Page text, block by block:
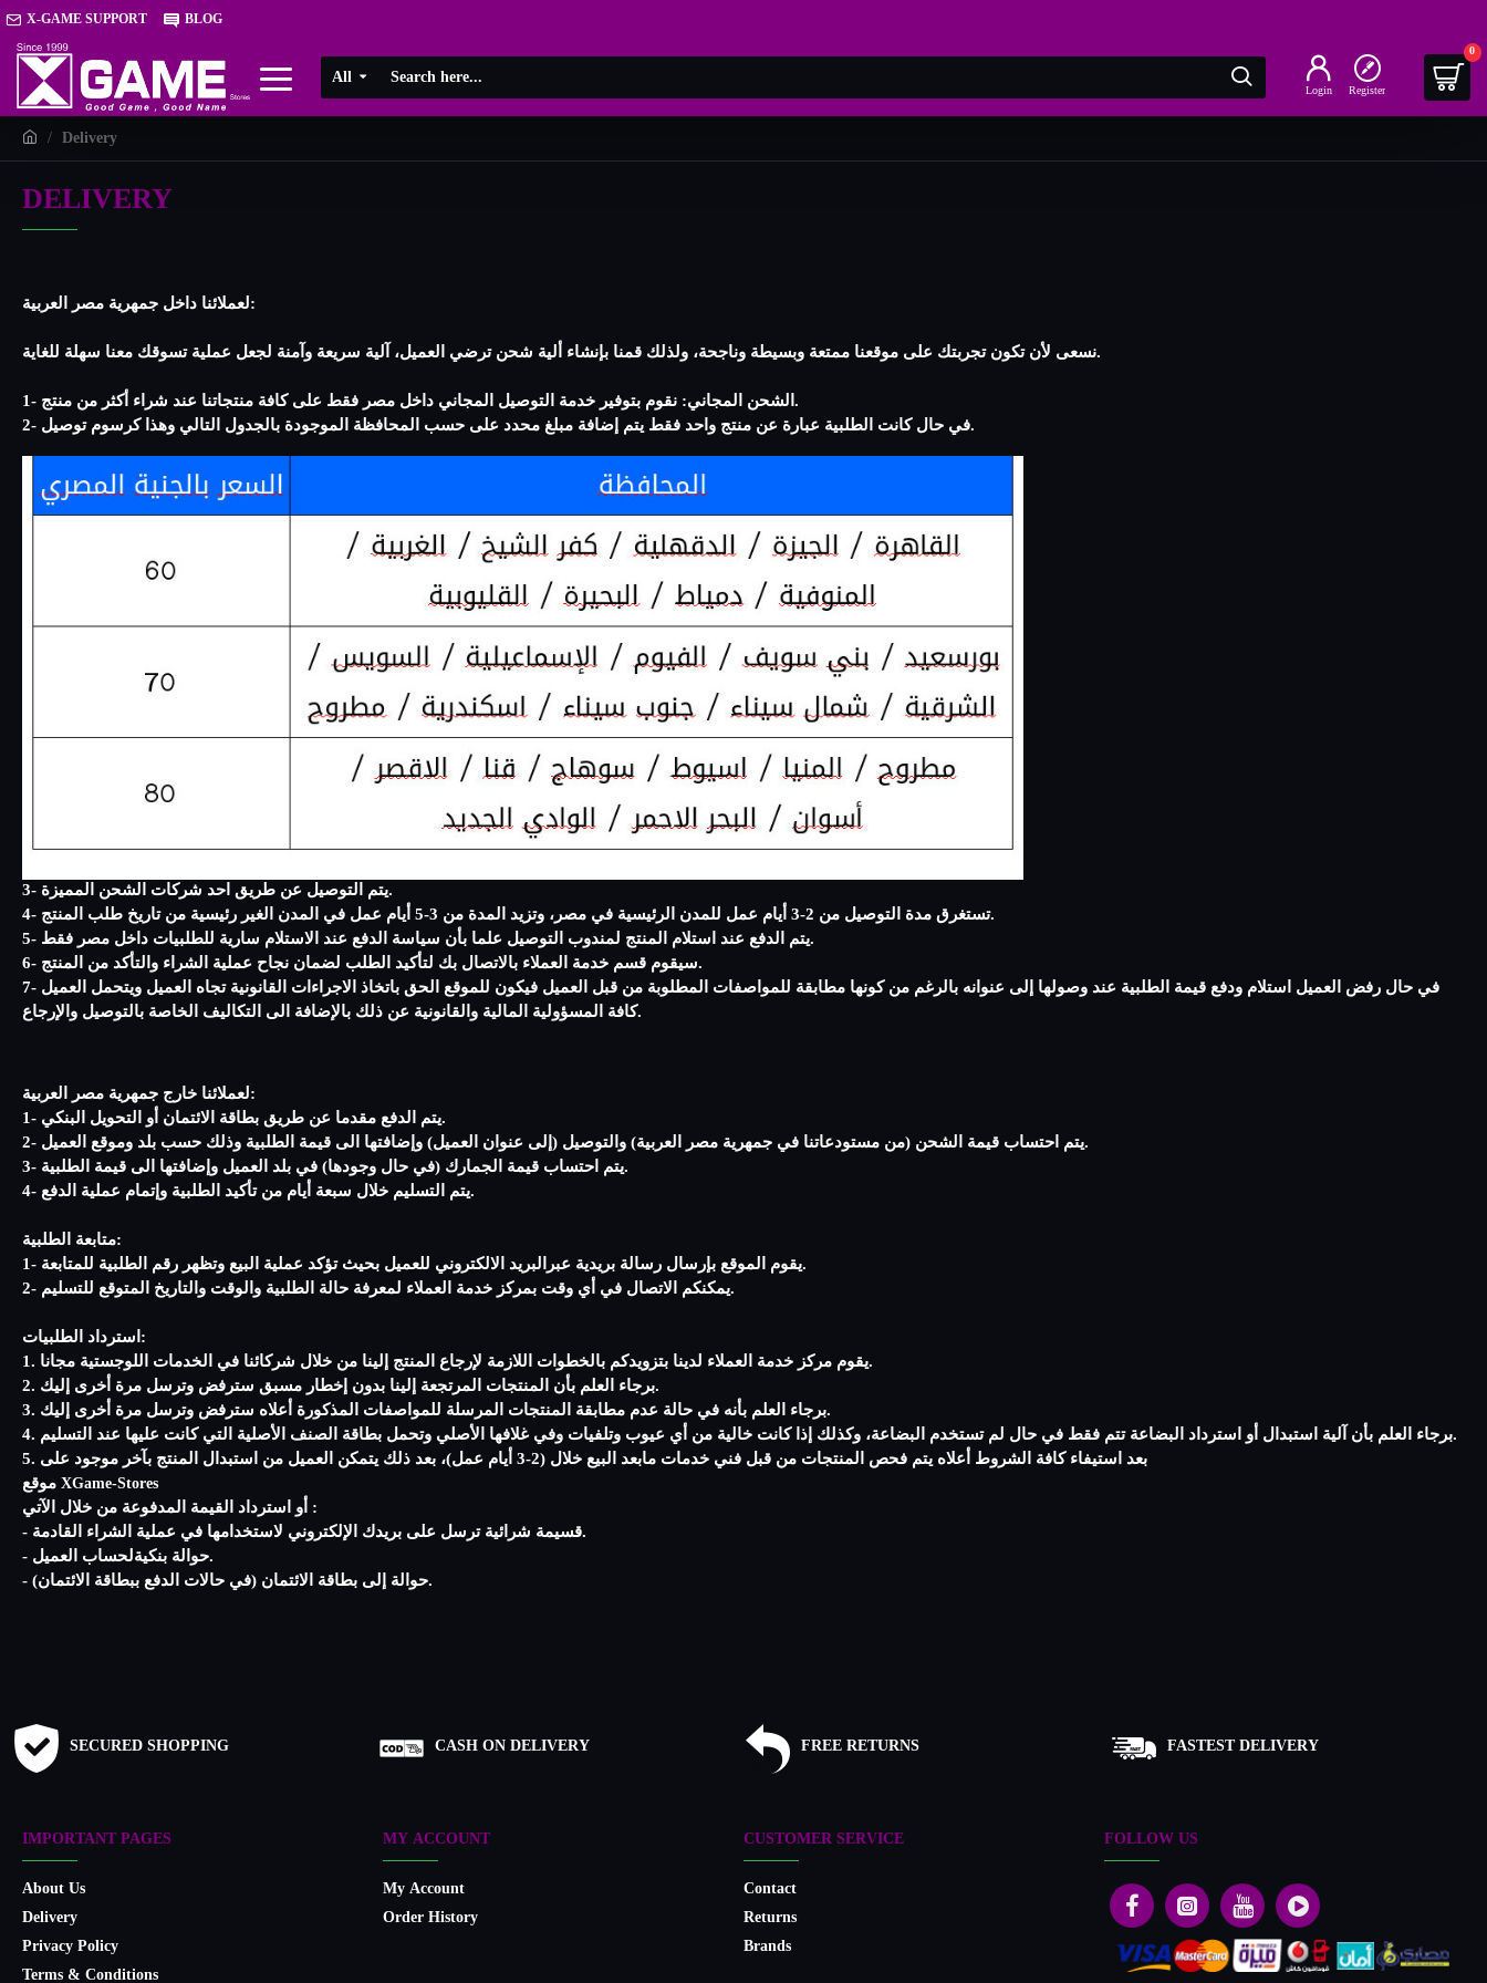
X-GAME SUPPORT BLOG
All Login Register
0
Delivery
DELIVERY
لعملائنا داخل جمهرية مصر العربية:
نسعى لأن تكون تجربتك على موقعنا ممتعة وبسيطة وناجحة، ولذلك قمنا بإنشاء ألية شحن ترضي العميل، آلية سريعة وآمنة لجعل عملية تسوقك معنا سهلة للغاية.
1- الشحن المجاني: نقوم بتوفير خدمة التوصيل المجاني داخل مصر فقط على كافة منتجاتنا عند شراء أكثر من منتج.
2- في حال كانت الطلبية عبارة عن منتج واحد فقط يتم إضافة مبلغ محدد على حسب المحافظة الموجودة بالجدول التالي وهذا كرسوم توصيل.
3- يتم التوصيل عن طريق احد شركات الشحن المميزة.
4- تستغرق مدة التوصيل من 2-3 أيام عمل للمدن الرئيسية في مصر، وتزيد المدة من 3-5 أيام عمل في المدن الغير رئيسية من تاريخ طلب المنتج.
5- يتم الدفع عند استلام المنتج لمندوب التوصيل علما بأن سياسة الدفع عند الاستلام سارية للطلبيات داخل مصر فقط.
6- سيقوم قسم خدمة العملاء بالاتصال بك لتأكيد الطلب لضمان نجاح عملية الشراء والتأكد من المنتج.
7- في حال رفض العميل استلام ودفع قيمة الطلبية عند وصولها إلى عنوانه بالرغم من كونها مطابقة للمواصفات المطلوبة من قبل العميل فيكون للموقع الحق باتخاذ الاجراءات القانونية تجاه العميل ويتحمل العميل
كافة المسؤولية المالية والقانونية عن ذلك بالإضافة الى التكاليف الخاصة بالتوصيل والإرجاع.
لعملائنا خارج جمهرية مصر العربية:
1- يتم الدفع مقدما عن طريق بطاقة الائتمان أو التحويل البنكي.
2- يتم احتساب قيمة الشحن (من مستودعاتنا في جمهرية مصر العربية) والتوصيل (إلى عنوان العميل) وإضافتها الى قيمة الطلبية وذلك حسب بلد وموقع العميل.
3- يتم احتساب قيمة الجمارك (في حال وجودها) في بلد العميل وإضافتها الى قيمة الطلبية.
4- يتم التسليم خلال سبعة أيام من تأكيد الطلبية وإتمام عملية الدفع.
متابعة الطلبية:
1- يقوم الموقع بإرسال رسالة بريدية عبرالبريد الالكتروني للعميل بحيث تؤكد عملية البيع وتظهر رقم الطلبية للمتابعة.
2- يمكنكم الاتصال في أي وقت بمركز خدمة العملاء لمعرفة حالة الطلبية والوقت والتاريخ المتوقع للتسليم.
استرداد الطلبيات:
1. يقوم مركز خدمة العملاء لدينا بتزويدكم بالخطوات اللازمة لإرجاع المنتج إلينا من خلال شركائنا في الخدمات اللوجستية مجانا.
2. برجاء العلم بأن المنتجات المرتجعة إلينا بدون إخطار مسبق سترفض وترسل مرة أخرى إليك.
3. برجاء العلم بأنه في حالة عدم مطابقة المنتجات المرسلة للمواصفات المذكورة أعلاه سترفض وترسل مرة أخرى إليك.
4. برجاء العلم بأن آلية استبدال أو استرداد البضاعة تتم فقط في حال لم تستخدم البضاعة، وكذلك إذا كانت خالية من أي عيوب وتلفيات وفي غلافها الأصلي وتحمل بطاقة الصنف الأصلية التي كانت عليها عند التسليم.
5. بعد استيفاء كافة الشروط أعلاه يتم فحص المنتجات من قبل فني خدمات مابعد البيع خلال (2-3 أيام عمل)، بعد ذلك يتمكن العميل من استبدال المنتج بآخر موجود على
XGame-Stores
أو استرداد القيمة المدفوعة من خلال الآتي :
- قسيمة شرائية ترسل على بريدك الإلكتروني لاستخدامها في عملية الشراء القادمة.
- حوالة بنكيةلحساب العميل.
- حوالة إلى بطاقة الائتمان (في حالات الدفع ببطاقة الائتمان).
SECURED SHOPPING CASH ON DELIVERY FREE RETURNS FASTEST DELIVERY
IMPORTANT PAGES
About Us
Delivery
Privacy Policy
Terms & Conditions
MY ACCOUNT
My Account
Order History
CUSTOMER SERVICE
Contact
Returns
Brands
FOLLOW US